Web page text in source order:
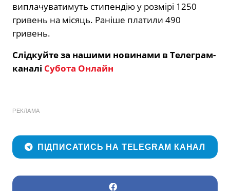
виплачуватимуть стипендію у розмірі 1250
гривень на місяць. Раніше платили 490
гривень.
Слідкуйте за нашими новинами в Телеграм-
каналі Субота Онлайн
РЕКЛАМА
ПІДПИСАТИСЬ НА TELEGRAM КАНАЛ